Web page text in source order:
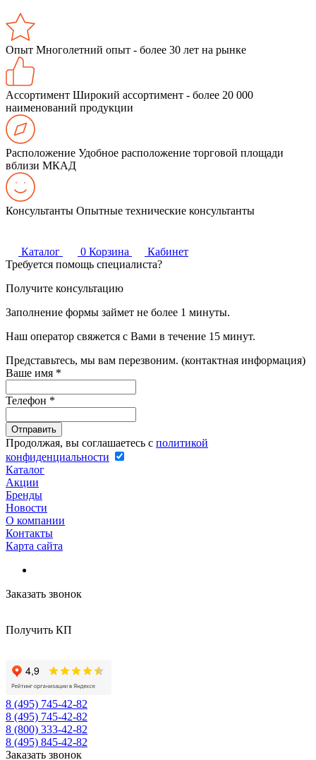
Опыт Многолетний опыт - более 30 лет на рынке
Ассортимент Широкий ассортимент - более 20 000
наименований продукции
Расположение Удобное расположение торговой площади
вблизи МКАД
Консультанты Опытные технические консультанты
Каталог 0 Корзина
Кабинет
Требуется помощь специалиста?
Получите консультацию
Заполнение формы займет не более 1 минуты.
Наш оператор свяжется с Вами в течение 15 минут.
Представьтесь, мы вам перезвоним. (контактная информация)
Ваше имя *
Телефон *
Продолжая, вы соглашаетесь с политикой
конфиденциальности
Каталог
Акции
Бренды
Новости
О компании
Контакты
Карта сайта
Заказать звонок
Получить КП
8 (495) 745-42-82
8 (495) 745-42-82
8 (800) 333-42-82
8 (495) 845-42-82
Заказать звонок